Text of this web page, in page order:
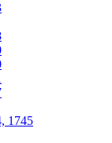
1745